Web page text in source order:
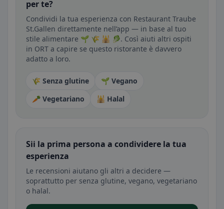
per te?
Condividi la tua esperienza con Restaurant Traube
St.Gallen direttamente nell’app — in base al tuo
stile alimentare 🌱 🌾 🕌 🥬. Così aiuti altri ospiti
in ORT a capire se questo ristorante è davvero
adatto a loro.
🌾 Senza glutine
🌱 Vegano
🥕 Vegetariano
🕌 Halal
Sii la prima persona a condividere la tua
esperienza
Le recensioni aiutano gli altri a decidere —
soprattutto per senza glutine, vegano, vegetariano
o halal.